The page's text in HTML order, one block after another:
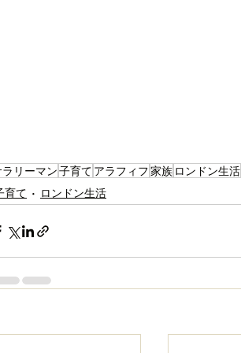
リーマン子育て アラフィフ家族 ロンドン生活
育て
ロンドン生活